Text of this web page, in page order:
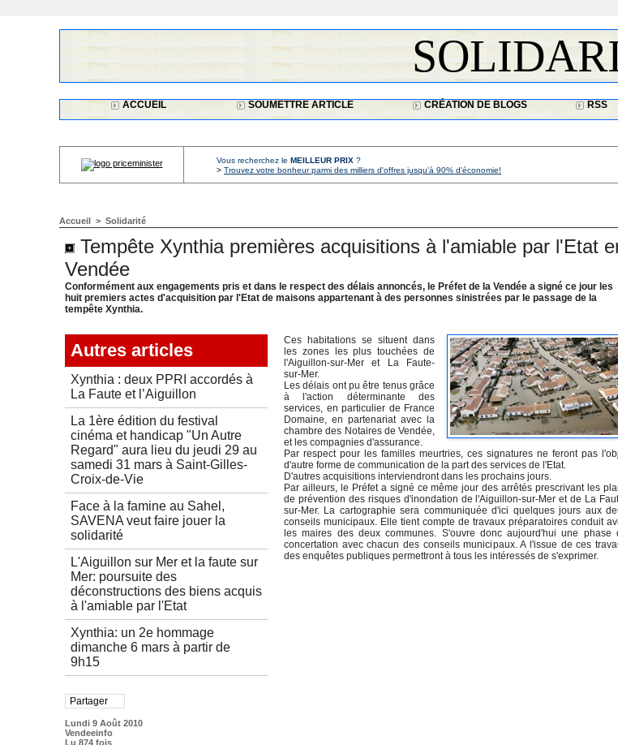
ACCUEIL SOUMETTRE ARTICLE CRÉATION DE BLOGS RSS
Vous recherchez le MEILLEUR PRIX ?
> Trouvez votre bonheur parmi des milliers d'offres jusqu'à 90% d'économie!
Accueil > Solidarité
Tempête Xynthia premières acquisitions à l'amiable par l'Etat
Vendée
Conformément aux engagements pris et dans le respect des délais annoncés, le Préfet de la Vendée a signé ce jour les
huit premiers actes d'acquisition par l'Etat de maisons appartenant à des personnes sinistrées par le passage de la
tempête Xynthia.
Autres articles
Xynthia : deux PPRI accordés à
La Faute et l’Aiguillon
La 1ère édition du festival
cinéma et handicap "Un Autre
Regard" aura lieu du jeudi 29 au
samedi 31 mars à Saint-Gilles-
Croix-de-Vie
Face à la famine au Sahel,
SAVENA veut faire jouer la
solidarité
L'Aiguillon sur Mer et la faute sur
Mer: poursuite des
déconstructions des biens acquis
à l'amiable par l'Etat
Xynthia: un 2e hommage
dimanche 6 mars à partir de
9h15
Ces habitations se situent dans
les zones les plus touchées de
l'Aiguillon-sur-Mer et La Faute-
sur-Mer.
Les délais ont pu être tenus grâce
à l'action déterminante des
services, en particulier de France
Domaine, en partenariat avec la
chambre des Notaires de Vendée,
et les compagnies d'assurance.
Par respect pour les familles meurtries, ces signatures ne feront pas
d'autre forme de communication de la part des services de l'Etat.
D'autres acquisitions interviendront dans les prochains jours.
Par ailleurs, le Préfet a signé ce même jour des arrêtés prescrivant les
de prévention des risques d'inondation de l'Aiguillon-sur-Mer et de La
sur-Mer. La cartographie sera communiquée d'ici quelques jours aux
conseils municipaux. Elle tient compte de travaux préparatoires conduit
les maires des deux communes. S'ouvre donc aujourd'hui une phase
concertation avec chacun des conseils municipaux. A l'issue de ces
des enquêtes publiques permettront à tous les intéressés de s'exprimer.
Partager
Lundi 9 Août 2010
Vendeeinfo
Lu 874 fois